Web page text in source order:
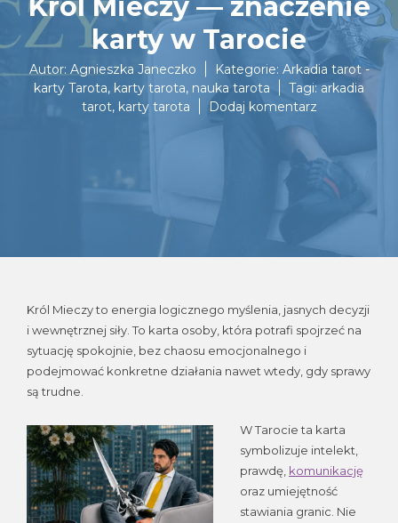
karty w Tarocie
Autor: Agnieszka Janeczko Kategorie: Arkadia tarot -
karty Tarota, karty tarota, nauka tarota Tagi:arkadia
tarot, karty tarota Dodaj komentarzdo
Mieczy
—
znaczenie
karty
Tarocie
Król Mieczy to energia logicznego myślenia, jasnych decyzji
i wewnętrznej siły. To karta osoby, która potrafi spojrzeć na
sytuację spokojnie, bez chaosu emocjonalnego i
podejmować konkretne działania nawet wtedy, gdy sprawy
są trudne.
W Tarocie ta karta
symbolizuje intelekt,
prawdę, komunikację
oraz umiejętność
stawiania granic. Nie